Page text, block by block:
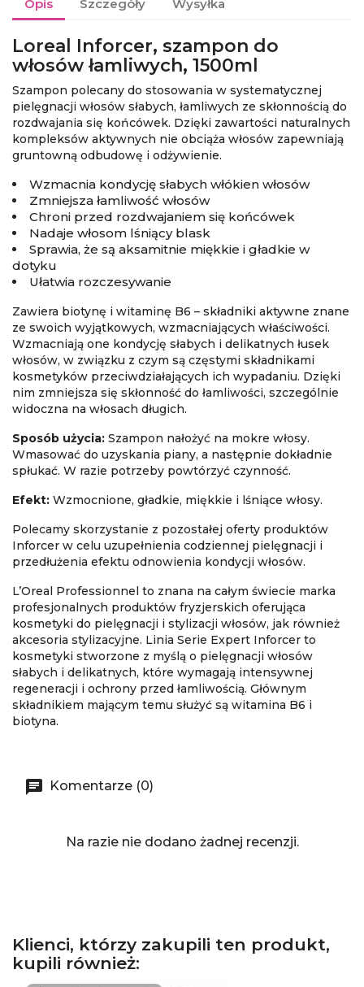
Opis Szczegóły Wysyłka
Loreal Inforcer, szampon do
włosów łamliwych, 1500ml
Szampon polecany do stosowania w systematycznej
pielęgnacji włosów słabych, łamliwych ze skłonnością do
rozdwajania się końcówek. Dzięki zawartości naturalnych
kompleksów aktywnych nie obciąża włosów zapewniają
gruntowną odbudowę i odżywienie.
Wzmacnia kondycję słabych włókien włosów
Zmniejsza łamliwość włosów
Chroni przed rozdwajaniem się końcówek
Nadaje włosom lśniący blask
Sprawia, że są aksamitnie miękkie i gładkie w
dotyku
Ułatwia rozczesywanie
Zawiera biotynę i witaminę B6 – składniki aktywne znane
ze swoich wyjątkowych, wzmacniających właściwości.
Wzmacniają one kondycję słabych i delikatnych łusek
włosów, w związku z czym są częstymi składnikami
kosmetyków przeciwdziałających ich wypadaniu. Dzięki
nim zmniejsza się skłonność do łamliwości, szczególnie
widoczna na włosach długich.
Sposób użycia: Szampon nałożyć na mokre włosy.
Wmasować do uzyskania piany, a następnie dokładnie
spłukać. W razie potrzeby powtórzyć czynność.
Efekt: Wzmocnione, gładkie, miękkie i lśniące włosy.
Polecamy skorzystanie z pozostałej oferty produktów
Inforcer w celu uzupełnienia codziennej pielęgnacji i
przedłużenia efektu odnowienia kondycji włosów.
L’Oreal Professionnel to znana na całym świecie marka
profesjonalnych produktów fryzjerskich oferująca
kosmetyki do pielęgnacji i stylizacji włosów, jak również
akcesoria stylizacyjne. Linia Serie Expert Inforcer to
kosmetyki stworzone z myślą o pielęgnacji włosów
słabych i delikatnych, które wymagają intensywnej
regeneracji i ochrony przed łamliwością. Głównym
składnikiem mającym temu służyć są witamina B6 i
biotyna.
Komentarze (0)
Na razie nie dodano żadnej recenzji.
Klienci, którzy zakupili ten produkt,
kupili również: